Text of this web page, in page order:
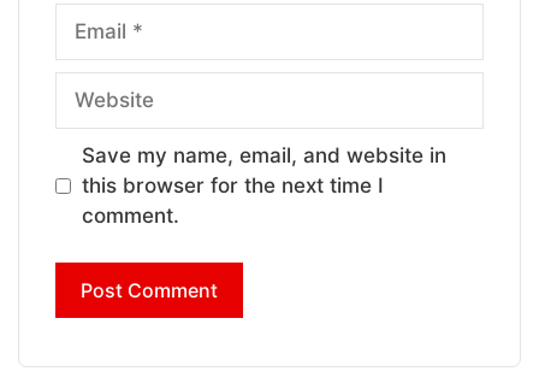
Email
Website
Save my name, email, and website in
this browser for the next time I
comment.